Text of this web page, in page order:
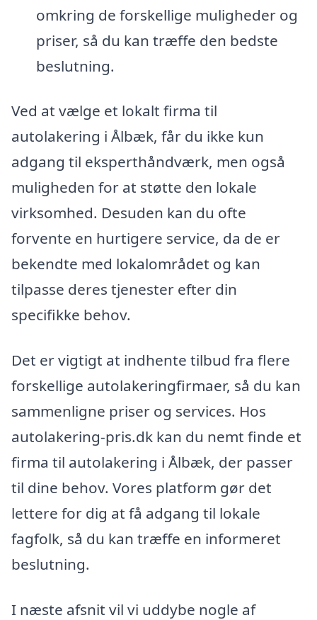
omkring de forskellige muligheder og
priser, så du kan træffe den bedste
beslutning.
Ved at vælge et lokalt firma til
autolakering i Ålbæk, får du ikke kun
adgang til eksperthåndværk, men også
muligheden for at støtte den lokale
virksomhed. Desuden kan du ofte
forvente en hurtigere service, da de er
bekendte med lokalområdet og kan
tilpasse deres tjenester efter din
specifikke behov.
Det er vigtigt at indhente tilbud fra flere
forskellige autolakeringfirmaer, så du kan
sammenligne priser og services. Hos
autolakering-pris.dk kan du nemt finde et
firma til autolakering i Ålbæk, der passer
til dine behov. Vores platform gør det
lettere for dig at få adgang til lokale
fagfolk, så du kan træffe en informeret
beslutning.
I næste afsnit vil vi uddybe nogle af